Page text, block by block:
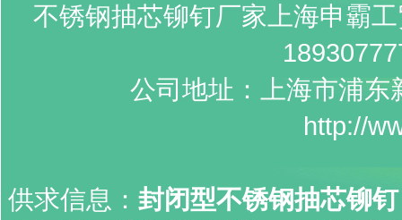
不锈钢抽芯铆钉厂家 上海申霸
公司地址：上海市浦东
http://
供求信息： 封闭型不锈钢抽芯铆钉